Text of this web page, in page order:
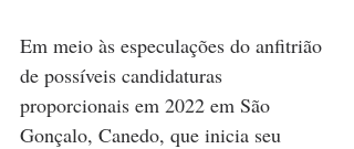
Em meio às especulações do anfitrião
de possíveis candidaturas
proporcionais em 2022 em São
Gonçalo, Canedo, que inicia seu